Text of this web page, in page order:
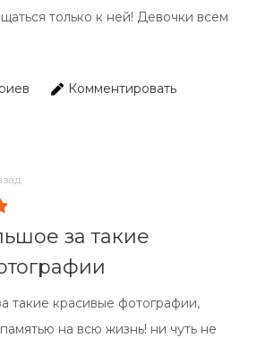
только к ней! Девочки всем
Комментировать
за такие
такие красивые фотографии,
на всю жизнь! ни чуть не